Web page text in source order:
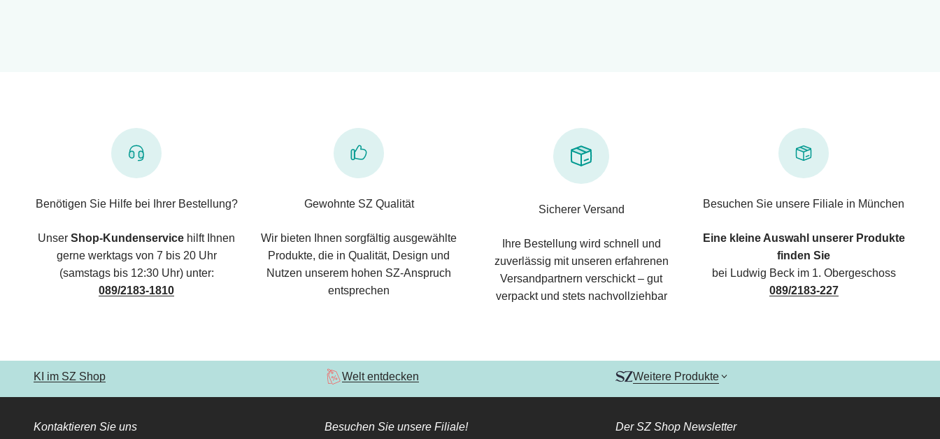
Benötigen Sie Hilfe bei Ihrer Bestellung?
Unser Shop-Kundenservice hilft Ihnen
gerne werktags von 7 bis 20 Uhr
(samstags bis 12:30 Uhr) unter:
089/2183-1810
Gewohnte SZ Qualität
Wir bieten Ihnen sorgfältig ausgewählte
Produkte, die in Qualität, Design und
Nutzen unserem hohen SZ-Anspruch
entsprechen
Sicherer Versand
Ihre Bestellung wird schnell und
zuverlässig mit unseren erfahrenen
Versandpartnern verschickt – gut
verpackt und stets nachvollziehbar
Besuchen Sie unsere Filiale in München
Eine kleine Auswahl unserer Produkte
finden Sie
bei Ludwig Beck im 1. Obergeschoss
089/2183-227
KI im SZ Shop Welt entdecken Weitere Produkte
Kontaktieren Sie uns Besuchen Sie unsere Filiale! Der SZ Shop Newsletter